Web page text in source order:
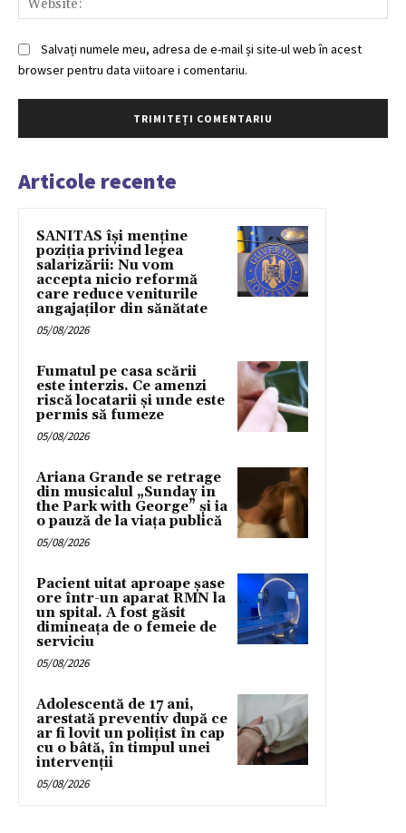
Salvați numele meu, adresa de e-mail și site-ul web în acest
browser pentru data viitoare i comentariu.
Articole recente
SANITAS își menține
poziția privind legea
salarizării: Nu vom
accepta nicio reformă
care reduce veniturile
angajaților din sănătate
05/08/2026
Fumatul pe casa scării
este interzis. Ce amenzi
riscă locatarii și unde este
permis să fumeze
05/08/2026
Ariana Grande se retrage
din musicalul „Sunday in
the Park with George” și ia
o pauză de la viața publică
05/08/2026
Pacient uitat aproape șase
ore într-un aparat RMN la
un spital. A fost găsit
dimineața de o femeie de
serviciu
05/08/2026
Adolescentă de 17 ani,
arestată preventiv după ce
ar fi lovit un polițist în cap
cu o bâtă, în timpul unei
intervenții
05/08/2026